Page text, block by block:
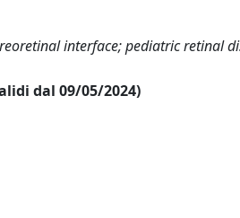
interface; pediatric retinal
dal 09/05/2024)